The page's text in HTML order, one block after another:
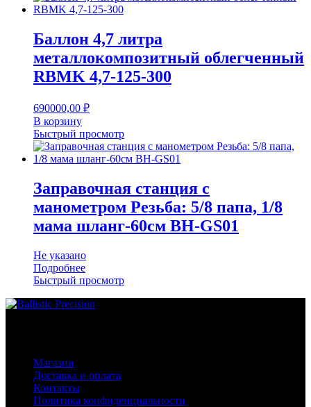
Баллон 4,7 литра
металлокомпозитный облегченный
RBMK 4,7-125-300
690000,00 ₽
В корзину
Быстрый просмотр
Заправочная станция с
манометром Резьба: 5/8 папа, 1/8
мама шланг-60см BH-GS01
Не указано
Подробнее
Быстрый просмотр
Магазин
Доставка и оплата
Контакты
Политика конфиденциальности